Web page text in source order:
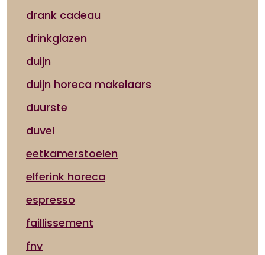
drank cadeau
drinkglazen
duijn
duijn horeca makelaars
duurste
duvel
eetkamerstoelen
elferink horeca
espresso
faillissement
fnv